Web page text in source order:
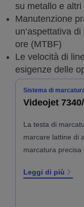
su metallo e
Manutenzione
un’aspettativa
ore (MTBF)
Le velocità di
esigenze delle
Sistema di
Videojet
La testa di
marcare lattine di
marcatura precisa
Leggi di più